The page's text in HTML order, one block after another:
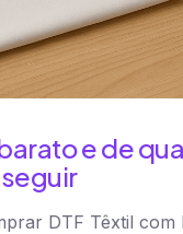
e de
DTF Têxtil com